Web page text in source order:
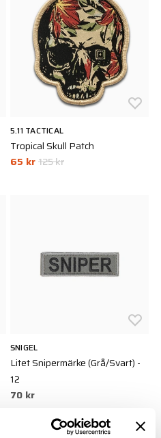
5.11 TACTICAL
Tropical Skull Patch
65 kr125 kr
SNIGEL
Litet Snipermärke (Grå/Svart) -
12
70 kr